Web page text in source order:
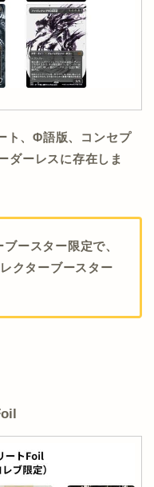
ト、Φ語版、コンセプ
ダーレスに存在しま
ースター限定で、
クターブースター